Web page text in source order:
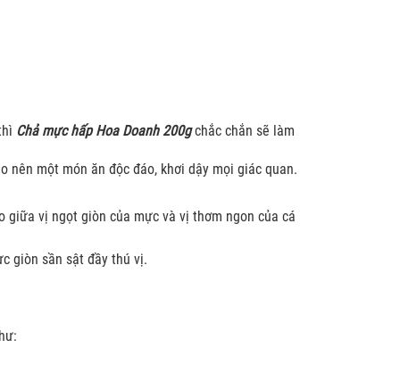
Chả mực hấp Hoa Doanh 200gchắc chắn sẽ làm
một món ăn độc đáo, khơi dậy mọi giác quan.
vị ngọt giòn của mực và vị thơm ngon của cá
giòn sần sật đầy thú vị.